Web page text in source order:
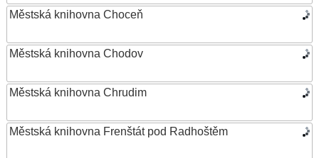
Městská knihovna Choceň
Městská knihovna Chodov
Městská knihovna Chrudim
Městská knihovna Frenštát pod Radhoštěm